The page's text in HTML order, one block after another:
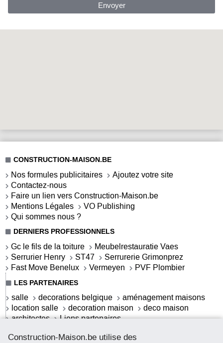
Envoyer
Construction-Maison.be utilise des
CONSTRUCTION-MAISON.BE
Nos formules publicitaires
Ajoutez votre site
Contactez-nous
Faire un lien vers Construction-Maison.be
Mentions Légales
VO Publishing
Qui sommes nous ?
DERNIERS PROFESSIONNELS
Gc le fils de la toiture
Meubelrestauratie Vaes
Serrurier Henry
ST47
Serrurerie Grimonprez
Fast Move Benelux
Vermeyen PVF Plombier
LES PARTENAIRES
salle decorations belgique
aménagement maisons
location salle
decoration maison
deco maison
architectes
Liens partenaires
LES ACTUALITÉS